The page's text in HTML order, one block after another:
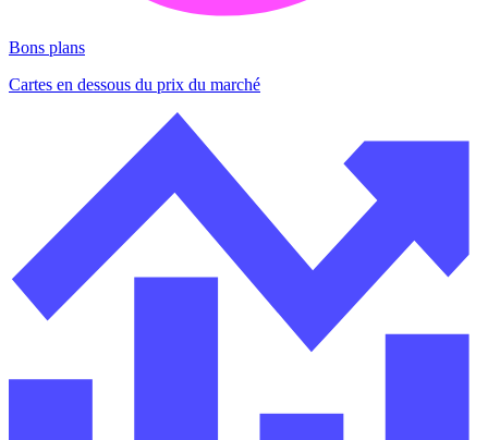
Bons plans
Cartes en dessous du prix du marché